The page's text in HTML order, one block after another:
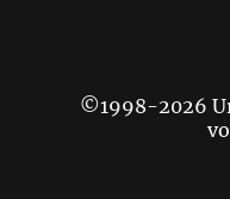
©1998-2026